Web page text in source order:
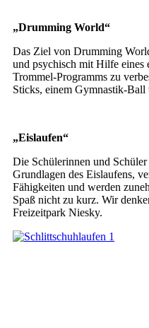
„Drumming World“
Das Ziel von Drumming
und psychisch mit Hilfe eines
Trommel-Programms zu
Sticks, einem Gymnastik-
„Eislaufen“
Die Schülerinnen und
Grundlagen des Eislaufens,
Fähigkeiten und werden
Spaß nicht zu kurz. Wir
Freizeitpark Niesky.